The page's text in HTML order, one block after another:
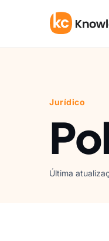
Jurídico
Última